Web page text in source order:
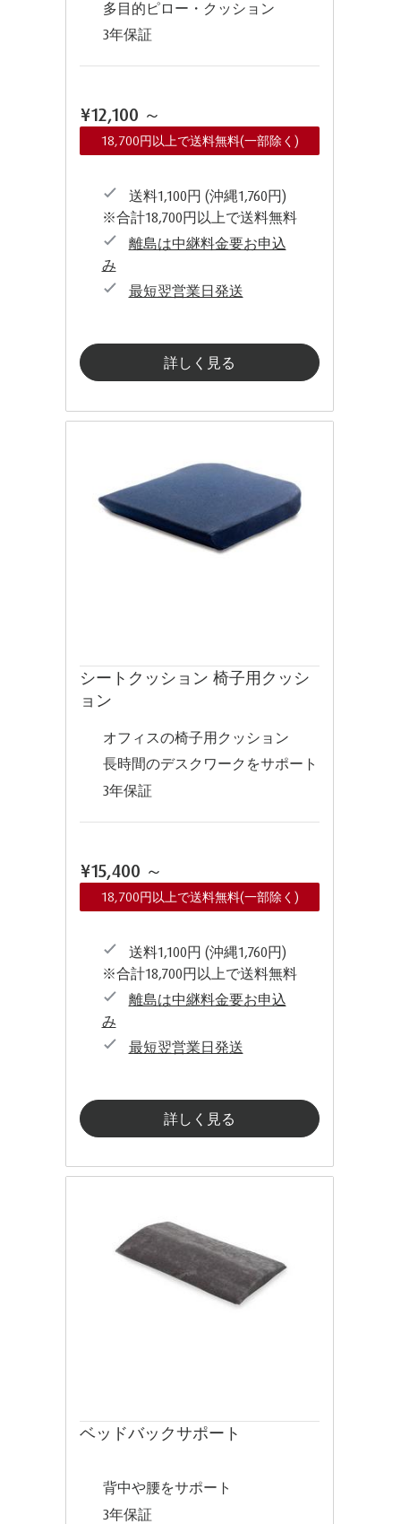
多目的ピロー・クッション
3年保証
¥12,100 ～
18,700円以上で送料無料(一部除く)
送料1,100円 (沖縄1,760円)
※合計18,700円以上で送料無料
離島は中継料金要お申込
み
最短翌営業日発送
詳しく見る
シートクッション 椅子用クッシ
ョン
オフィスの椅子用クッション
長時間のデスクワークをサポート
3年保証
¥15,400 ～
18,700円以上で送料無料(一部除く)
送料1,100円 (沖縄1,760円)
※合計18,700円以上で送料無料
離島は中継料金要お申込
み
最短翌営業日発送
詳しく見る
ベッドバックサポート
背中や腰をサポート
3年保証